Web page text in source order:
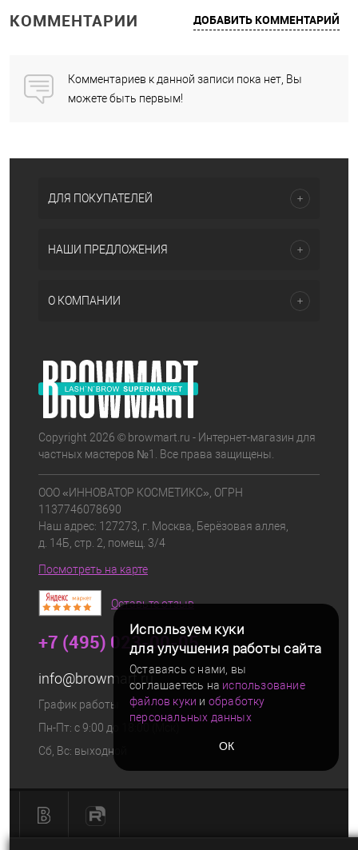
КОММЕНТАРИИ ДОБАВИТЬ КОММЕНТАРИЙ
Комментариев к данной записи пока нет, Вы
можете быть первым!
Используем куки
для улучшения работы сайта
Оставаясь с нами, вы
соглашаетесь на использование
файлов куки и обработку
персональных данных
ОК
ДЛЯ ПОКУПАТЕЛЕЙ
НАШИ ПРЕДЛОЖЕНИЯ
О КОМПАНИИ
Copyright 2026 © browmart.ru - Интернет-магазин для
частных мастеров №1. Все права защищены.
ООО «ИННОВАТОР КОСМЕТИКС», ОГРН
1137746078690
Наш адрес: 127273, г. Москва, Берёзовая аллея,
д. 14Б, стр. 2, помещ. 3/4
Посмотреть на карте
Оставьте отзыв
+7 (495) 023-00-05
info@browmart.ru
График работы
Пн-Пт: с 9:00 до 18:00 (Мск)
Сб, Вс: выходной